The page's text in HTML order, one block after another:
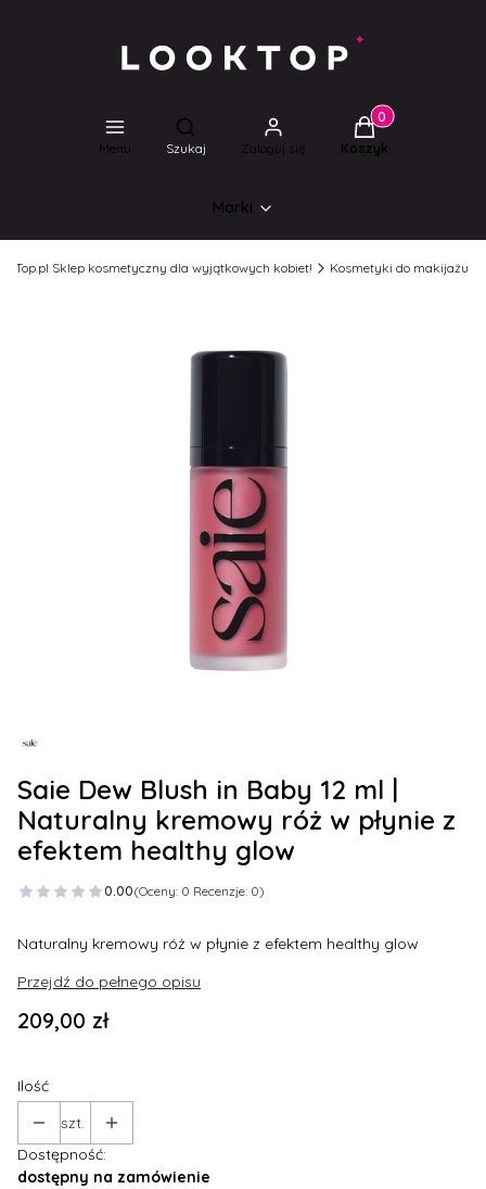
Menu
Otwórz wyszukiwarkę
Szukaj Zaloguj się
Produkty w
Koszyk
Marki
Sklep kosmetyczny dla wyjątkowych kobiet! Kosmetyki do makijażu
Saie Dew Blush in Baby 12 ml |
Naturalny kremowy róż w płynie z
efektem healthy glow
0.00(Oceny: 0 Recenzje: 0)
Naturalny kremowy róż w płynie z efektem healthy glow
Przejdź do pełnego opisu
Cena
209,00 zł
Ilość
szt.
Dostępność:
dostępny na zamówienie